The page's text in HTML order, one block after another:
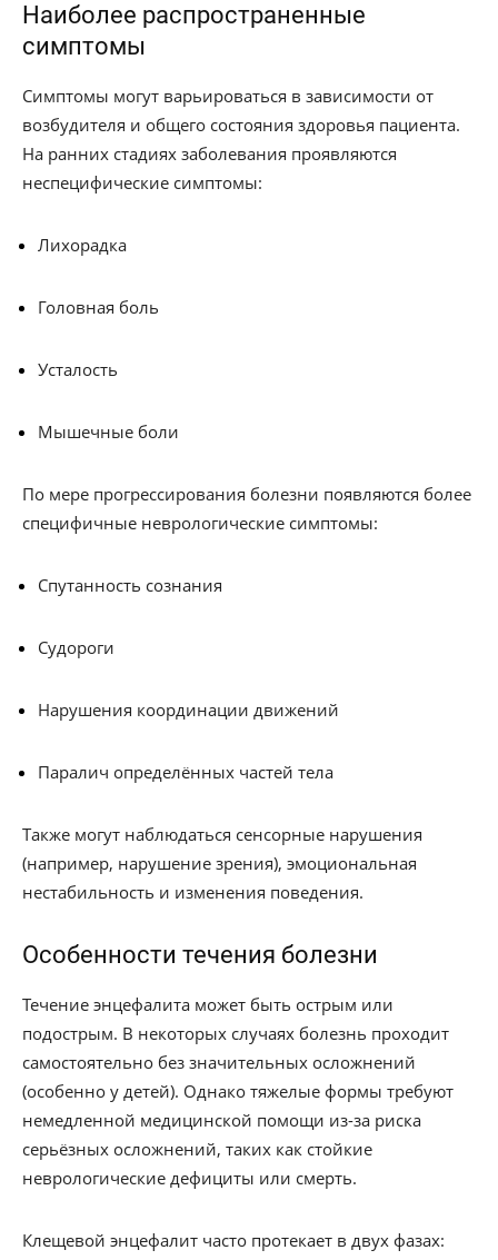
Наиболее распространенные
симптомы
Симптомы могут варьироваться в зависимости от
возбудителя и общего состояния здоровья пациента.
На ранних стадиях заболевания проявляются
неспецифические симптомы:
Лихорадка
Головная боль
Усталость
Мышечные боли
По мере прогрессирования болезни появляются более
специфичные неврологические симптомы:
Спутанность сознания
Судороги
Нарушения координации движений
Паралич определённых частей тела
Также могут наблюдаться сенсорные нарушения
(например, нарушение зрения), эмоциональная
нестабильность и изменения поведения.
Особенности течения болезни
Течение энцефалита может быть острым или
подострым. В некоторых случаях болезнь проходит
самостоятельно без значительных осложнений
(особенно у детей). Однако тяжелые формы требуют
немедленной медицинской помощи из-за риска
серьёзных осложнений, таких как стойкие
неврологические дефициты или смерть.
Клещевой энцефалит часто протекает в двух фазах: